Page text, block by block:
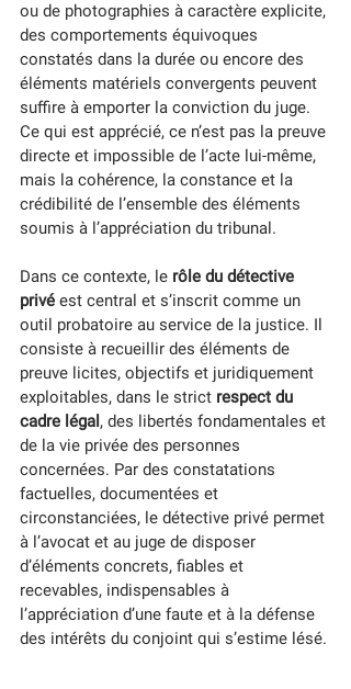
ou de photographies à caractère explicite,
des comportements équivoques
constatés dans la durée ou encore des
éléments matériels convergents peuvent
suffire à emporter la conviction du juge.
Ce qui est apprécié, ce n’est pas la preuve
directe et impossible de l’acte lui-même,
mais la cohérence, la constance et la
crédibilité de l’ensemble des éléments
soumis à l’appréciation du tribunal.
Dans ce contexte, le rôle du détective
privé est central et s’inscrit comme un
outil probatoire au service de la justice. Il
consiste à recueillir des éléments de
preuve licites, objectifs et juridiquement
exploitables, dans le strict respect du
cadre légal , des libertés fondamentales et
de la vie privée des personnes
concernées. Par des constatations
factuelles, documentées et
circonstanciées, le détective privé permet
à l’avocat et au juge de disposer
d’éléments concrets, fiables et
recevables, indispensables à
l’appréciation d’une faute et à la défense
des intérêts du conjoint qui s’estime lésé.